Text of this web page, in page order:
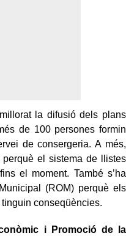
la difusió dels plans
de 100 persones formin
de consergeria. A més,
perquè el sistema de llistes
el moment. També s’ha
(ROM) perquè els
conseqüències.
i Promoció de la